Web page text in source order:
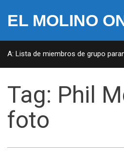
EL MOLINO
Lista de miembros de grupo
Tag: Phil
foto